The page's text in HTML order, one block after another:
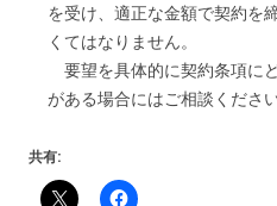
を受け、適正な金額で契約を
くてはなりません。
要望を具体的に契約条項に
がある場合にはご相談ください
共有: